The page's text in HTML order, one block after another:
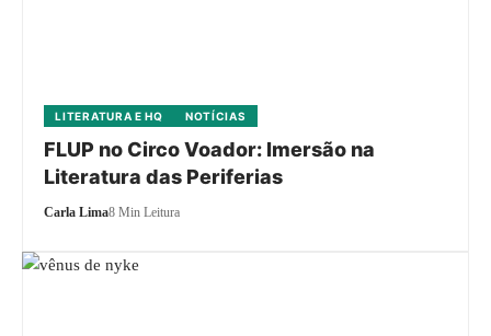
LITERATURA E HQ NOTÍCIAS
FLUP no Circo Voador: Imersão na
Literatura das Periferias
Carla Lima8 Min Leitura